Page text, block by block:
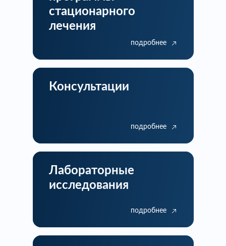
стационарного
лечения
подробнее
Консультации
подробнее
Лабораторные
исследования
подробнее